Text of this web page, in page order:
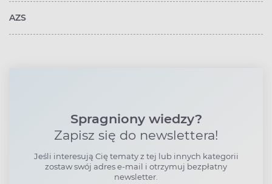
AZS
Spragniony wiedzy?
Zapisz się do newslettera!
Jeśli interesują Cię tematy z tej lub innych kategorii
zostaw swój adres e-mail i otrzymuj bezpłatny
newsletter.